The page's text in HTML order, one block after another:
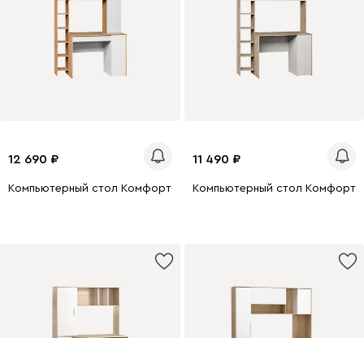
12 690
Компьютерный стол Комфорт-1 Дуб Крафт Золотой
11 490
Компьютерный стол